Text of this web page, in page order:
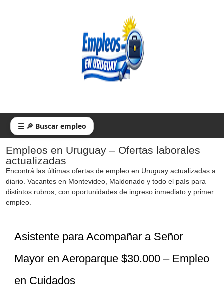
☰ 🔎 Buscar empleo
Empleos en Uruguay – Ofertas laborales
actualizadas
Encontrá las últimas ofertas de empleo en Uruguay actualizadas a
diario. Vacantes en Montevideo, Maldonado y todo el país para
distintos rubros, con oportunidades de ingreso inmediato y primer
empleo.
Asistente para Acompañar a Señor
Mayor en Aeroparque $30.000 – Empleo
en Cuidados